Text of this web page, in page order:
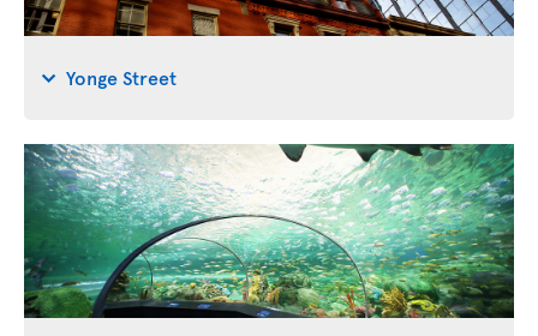
Yonge Street